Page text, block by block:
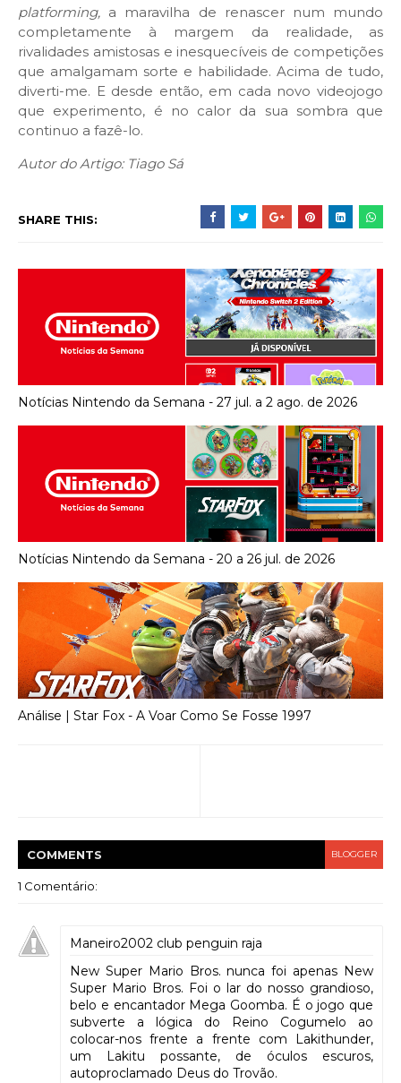
platforming, a maravilha de renascer num mundo
completamente à margem da realidade, as
rivalidades amistosas e inesquecíveis de competições
que amalgamam sorte e habilidade. Acima de tudo,
diverti-me. E desde então, em cada novo videojogo
que experimento, é no calor da sua sombra que
continuo a fazê-lo.
Autor do Artigo: Tiago Sá
SHARE THIS:
Notícias Nintendo da Semana - 27 jul. a 2 ago. de 2026
Notícias Nintendo da Semana - 20 a 26 jul. de 2026
Análise | Star Fox - A Voar Como Se Fosse 1997
COMMENTS BLOGGER
1 Comentário:
Maneiro2002 club penguin raja
New Super Mario Bros. nunca foi apenas New
Super Mario Bros. Foi o lar do nosso grandioso,
belo e encantador Mega Goomba. É o jogo que
subverte a lógica do Reino Cogumelo ao
colocar-nos frente a frente com Lakithunder,
um Lakitu possante, de óculos escuros,
autoproclamado Deus do Trovão.